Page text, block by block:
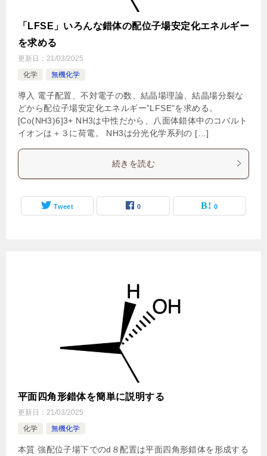
「LFSE」いろんな錯体の配位子場安定化エネルギー
を求める
更新日： 21/03/2025
化学
無機化学
導入 電子配置、不対電子の数、結晶場理論、結晶場分裂な
どから配位子場安定化エネルギー”LFSE"を求める。
[Co(NH3)6]3+ NH3は中性だから、八面体錯体中のコバルト
イオンは＋３に荷電。 NH3は分光化学系列の […]
続きを読む
Tweet 0 0
平面四角形錯体を簡単に説明する
更新日： 21/03/2025
化学
無機化学
本質 強配位子場下でのd８配置は平面四角形錯体を形成する